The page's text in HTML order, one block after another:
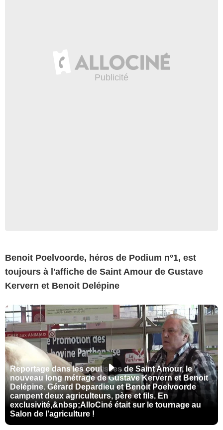
Benoit Poelvoorde, héros de Podium n°1, est
toujours à l'affiche de Saint Amour de Gustave
Kervern et Benoit Delépine
Reportage dans les coulisses de Saint Amour, le
nouveau long métrage de Gustave Kervern et Benoit
Delépine. Gérard Depardieu et Benoit Poelvoorde
campent deux agriculteurs, père et fils. En
exclusivité,&nbsp;AlloCiné était sur le tournage au
Salon de l'agriculture !